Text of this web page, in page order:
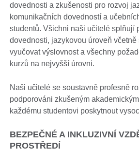
dovednosti a zkušenosti pro rozvoj
komunikačních dovedností a
studentů. Všichni naši učitelé splňují
dovednosti, jazykovou úroveň včetně
vyučovat výslovnost a všechny
kurzů na nejvyšší úrovni.
Naši učitelé se soustavně profesně
podporováni zkušeným
každému studentovi poskytnout
BEZPEČNÉ A INKLUZIVNÍ
PROSTŘEDÍ